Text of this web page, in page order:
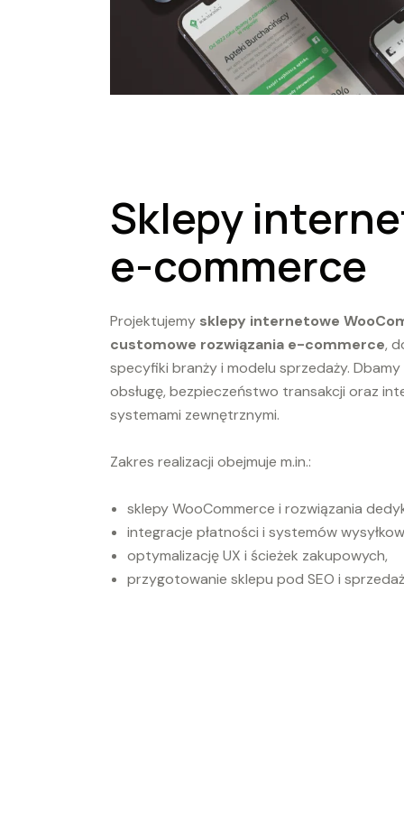
Sklepy
e-commerce
Projektujemy sklepy internetowe
customowe rozwiązania e-commerce,
specyfiki branży i modelu sprzedaży.
obsługę, bezpieczeństwo transakcji oraz
systemami zewnętrznymi.
Zakres realizacji obejmuje m.in.:
sklepy WooCommerce i rozwiązania
integracje płatności i systemów
optymalizację UX i ścieżek zakupowych,
przygotowanie sklepu pod SEO i